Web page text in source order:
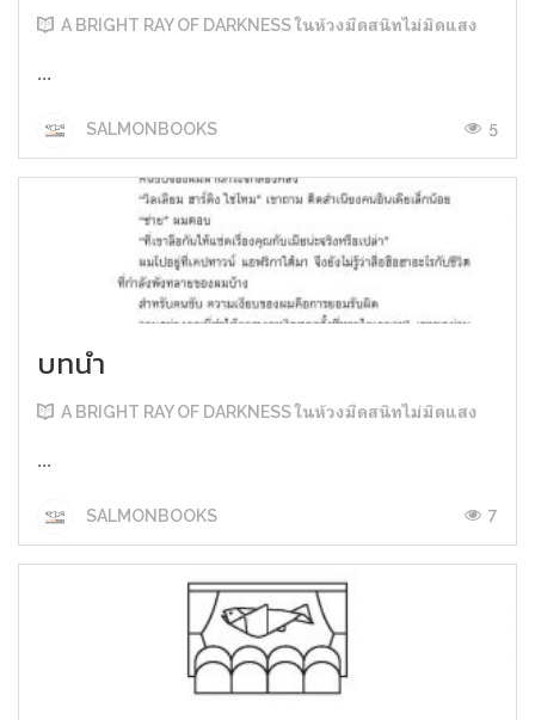
A BRIGHT RAY OF DARKNESS ในห้วงมืดสนิทไม่มิดแสง
...
SALMONBOOKS 5
บทนำ
A BRIGHT RAY OF DARKNESS ในห้วงมืดสนิทไม่มิดแสง
...
SALMONBOOKS 7